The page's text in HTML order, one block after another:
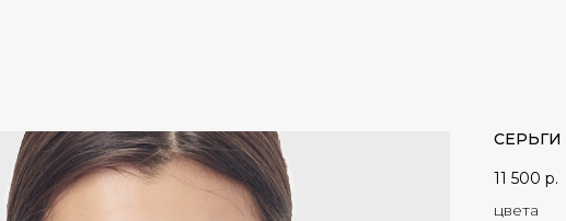
11 500 р.
цвета